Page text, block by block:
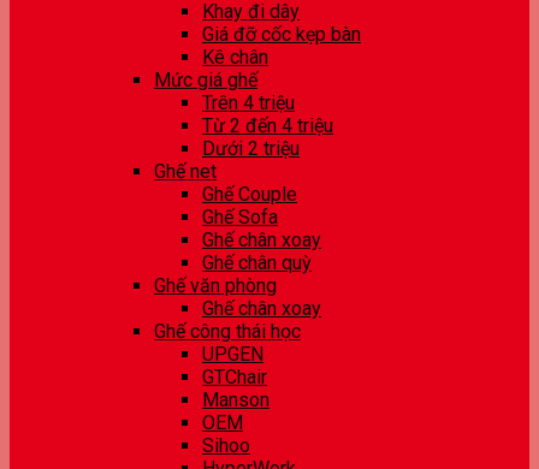
Khay đi dây
Giá đỡ cốc kẹp bàn
Kê chân
Mức giá ghế
Trên 4 triệu
Từ 2 đến 4 triệu
Dưới 2 triệu
Ghế net
Ghế Couple
Ghế Sofa
Ghế chân xoay
Ghế chân quỳ
Ghế văn phòng
Ghế chân xoay
Ghế công thái học
UPGEN
GTChair
Manson
OEM
Sihoo